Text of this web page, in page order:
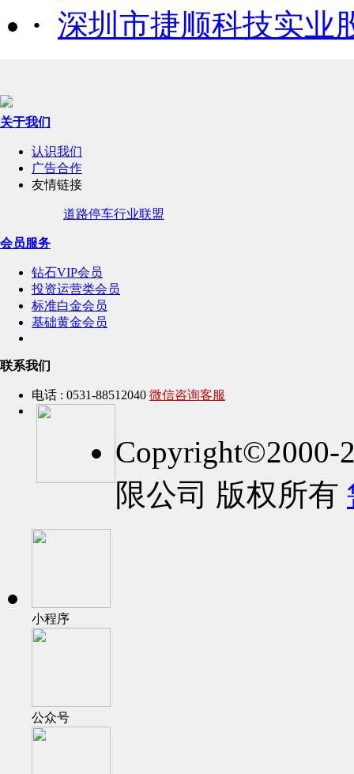
· 深圳市捷顺科技实业
关于我们
认识我们
广告合作
友情链接
道路停车行业联盟
会员服务
钻石VIP会员
投资运营类会员
标准白金会员
基础黄金会员
联系我们
电话 : 0531-88512040 微信咨询客服
Copyright©2000-
限公司 版权所有
小程序
公众号